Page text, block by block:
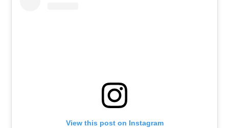
View this post on Instagram